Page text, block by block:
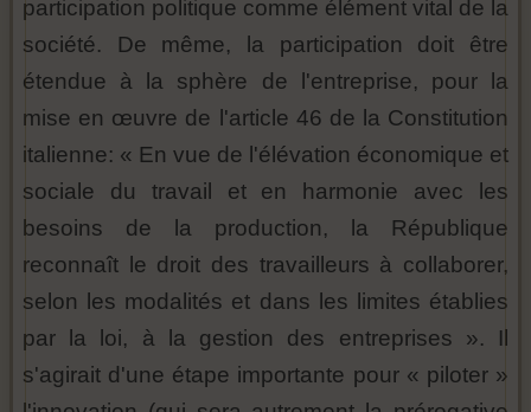
participation politique comme élément vital de la
société. De même, la participation doit être
étendue à la sphère de l'entreprise, pour la
mise en œuvre de l'article 46 de la Constitution
italienne: « En vue de l'élévation économique et
sociale du travail et en harmonie avec les
besoins de la production, la République
reconnaît le droit des travailleurs à collaborer,
selon les modalités et dans les limites établies
par la loi, à la gestion des entreprises ». Il
s'agirait d'une étape importante pour « piloter »